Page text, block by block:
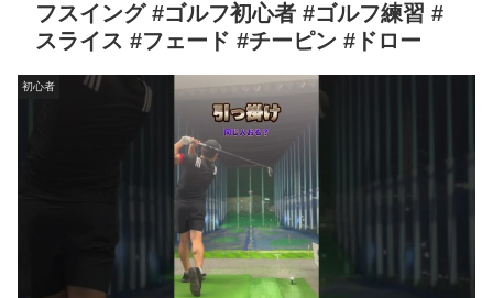
フスイング #ゴルフ初心者 #ゴルフ練習 #
スライス #フェード #チーピン #ドロー
初心者